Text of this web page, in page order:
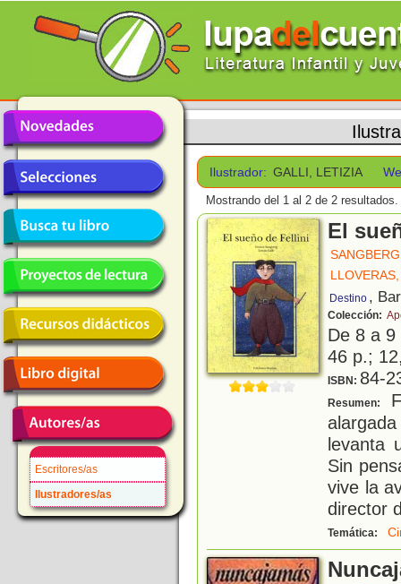
Escritores/as
Ilustradores/as
Ilustrador: GALLI, LETIZIA
Mostrando del 1 al 2 de 2 resultados.
El
Destino ,
Colección:
De 8 a
46 p.;
ISBN: 84-
Resumen:
levanta
Sin
vive la
director
Temática: